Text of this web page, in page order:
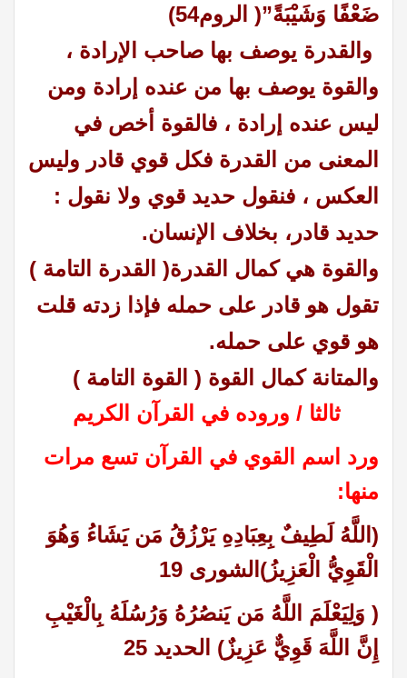
ضَعْفًا وَشَيْبَةً”( الروم54)
والقدرة يوصف بها صاحب الإرادة ،
والقوة يوصف بها من عنده إرادة ومن
ليس عنده إرادة ، فالقوة أخص في
المعنى من القدرة فكل قوي قادر وليس
العكس ، فنقول حديد قوي ولا نقول :
حديد قادر، بخلاف الإنسان.
والقوة هي كمال القدرة( القدرة التامة )
تقول هو قادر على حمله فإذا زدته قلت
هو قوي على حمله.
والمتانة كمال القوة ( القوة التامة )
ثالثا / وروده في القرآن الكريم
ورد اسم القوي في القرآن تسع مرات
منها:
(اللَّهُ لَطِيفٌ بِعِبَادِهِ يَرْزُقُ مَن يَشَاءُ وَهُوَ
الْقَوِيُّ الْعَزِيزُ)الشورى 19
( وَلِيَعْلَمَ اللَّهُ مَن يَنصُرُهُ وَرُسُلَهُ بِالْغَيْبِ
إِنَّ اللَّهَ قَوِيٌّ عَزِيزٌ) الحديد 25